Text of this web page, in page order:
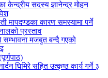
केन्द्रीय सदस्य ज्ञानेन्द्र मोहन
मापदण्डका कारण समस्यामा पर्ने
प्रस्ताव
मजबुत बन्दै गएको
घिमिरे सहित उत्कृष्ठ कार्य गर्ने ३